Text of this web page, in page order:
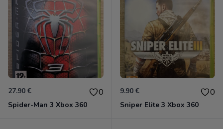
27.90 € 0
Spider-Man 3 Xbox 360
9.90 € 0
Sniper Elite 3 Xbox 360